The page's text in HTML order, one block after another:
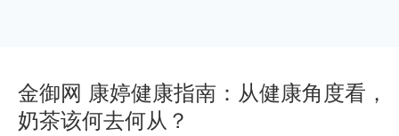
金御网 康婷健康指南：从健康角度看，
奶茶该何去何从？